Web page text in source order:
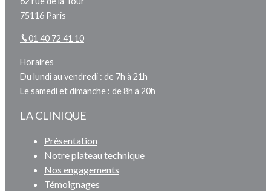
75116 Paris
01 40 72 41 10
Horaires
Du lundi au vendredi : de 7h à 21h
Le samedi et dimanche : de 8h à 20h
LA CLINIQUE
Présentation
Notre plateau technique
Nos engagements
Témoignages